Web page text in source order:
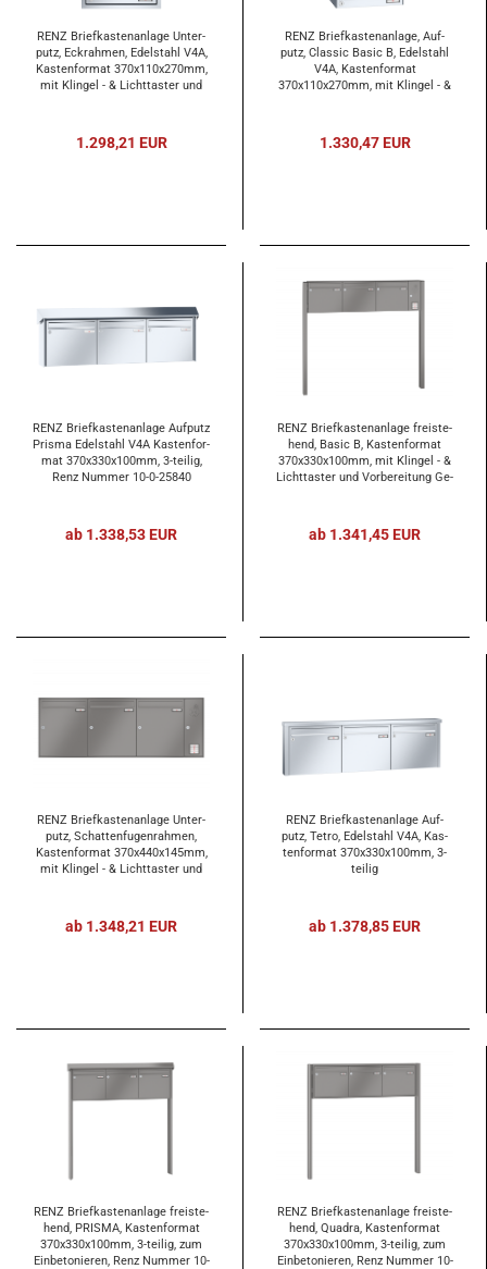
RENZ Brief­kas­ten­an­la­ge Un­ter­
putz, Eck­rah­men, Edel­stahl V4A,
Kas­ten­for­mat 370x110x270mm,
mit Klin­gel - & Licht­tas­ter und
1.298,21 EUR
RENZ Brief­kas­ten­an­la­ge, Auf­
putz, Clas­sic Basic B, Edel­stahl
V4A, Kas­ten­for­mat
370x110x270mm, mit Klin­gel - &
1.330,47 EUR
RENZ Brief­kas­ten­an­la­ge Auf­putz
Pris­ma Edel­stahl V4A Kas­ten­for­
mat 370x330x100mm, 3-​tei­lig,
Renz Num­mer 10-​0-​25840
ab 1.338,53 EUR
RENZ Brief­kas­ten­an­la­ge frei­ste­
hend, Basic B, Kas­ten­for­mat
370x330x100mm, mit Klin­gel - &
Licht­tas­ter und Vor­be­rei­tung Ge­
0-​25056
ab 1.341,45 EUR
RENZ Brief­kas­ten­an­la­ge Un­ter­
putz, Schat­ten­fu­gen­rah­men,
Kas­ten­for­mat 370x440x145mm,
mit Klin­gel - & Licht­tas­ter und
35059
ab 1.348,21 EUR
RENZ Brief­kas­ten­an­la­ge Auf­
putz, Tetro, Edel­stahl V4A, Kas­
ten­for­mat 370x330x100mm, 3-​
tei­lig
ab 1.378,85 EUR
RENZ Brief­kas­ten­an­la­ge frei­ste­
hend, PRIS­MA, Kas­ten­for­mat
370x330x100mm, 3-​tei­lig, zum
Ein­be­to­nie­ren, Renz Num­mer 10-​
RENZ Brief­kas­ten­an­la­ge frei­ste­
hend, Qua­dra, Kas­ten­for­mat
370x330x100mm, 3-​tei­lig, zum
Ein­be­to­nie­ren, Renz Num­mer 10-​